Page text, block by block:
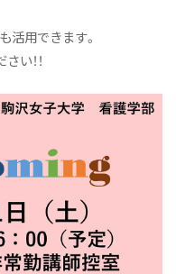
活用できます。
い！！
イブ